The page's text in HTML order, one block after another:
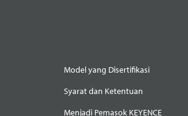
Model yang Disertifikasi
Syarat dan Ketentuan
Menjadi Pemasok KEYENCE